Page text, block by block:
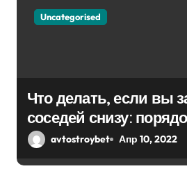
Uncategorised
Что делать, если вы
соседей снизу:
avtostroybet Апр 10, 2022